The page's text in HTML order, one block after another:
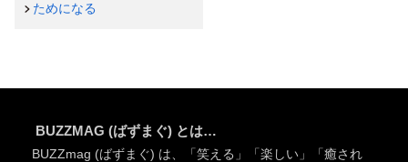
ためになる
BUZZMAG (ばずまぐ) とは…
BUZZmag (ばずまぐ) は、「笑える」「楽しい」「癒され